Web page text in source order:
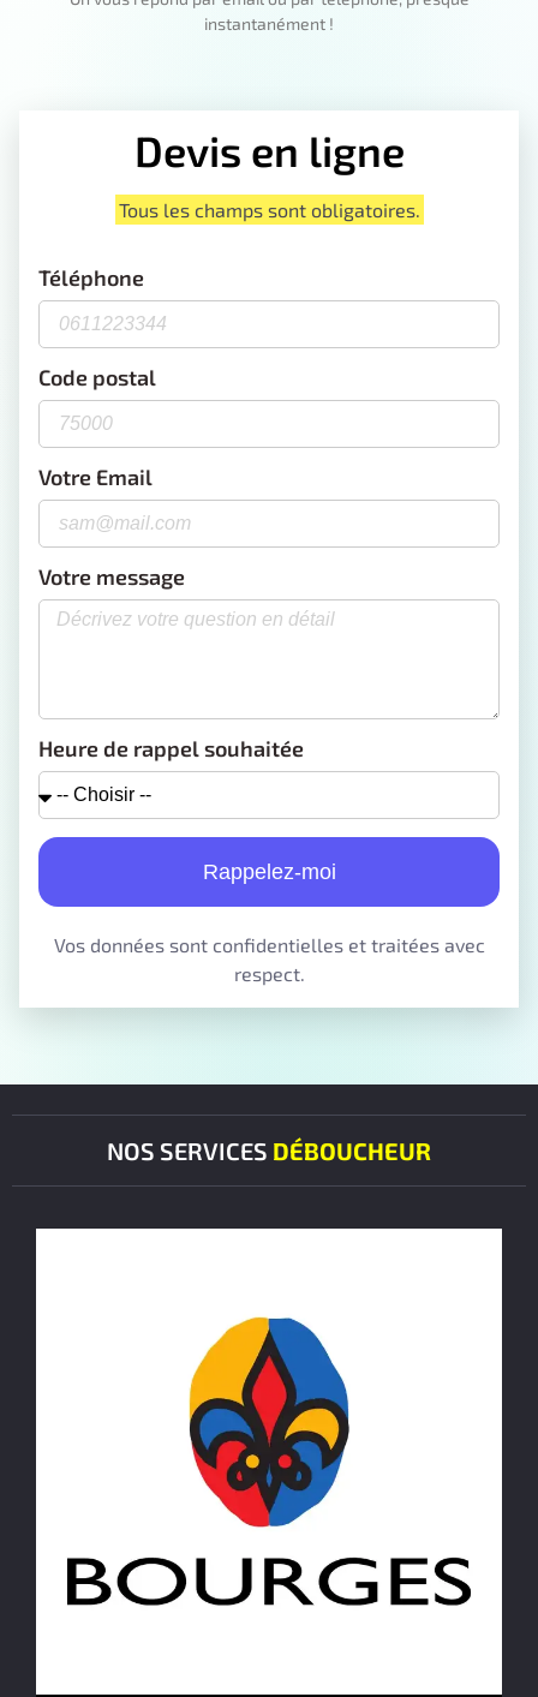
instantanément !
Devis en ligne
Tous les champs sont obligatoires.
Téléphone
Code postal
Votre Email
Votre message
Heure de rappel souhaitée
Rappelez-moi
Vos données sont confidentielles et traitées avec
respect.
NOS SERVICES DÉBOUCHEUR